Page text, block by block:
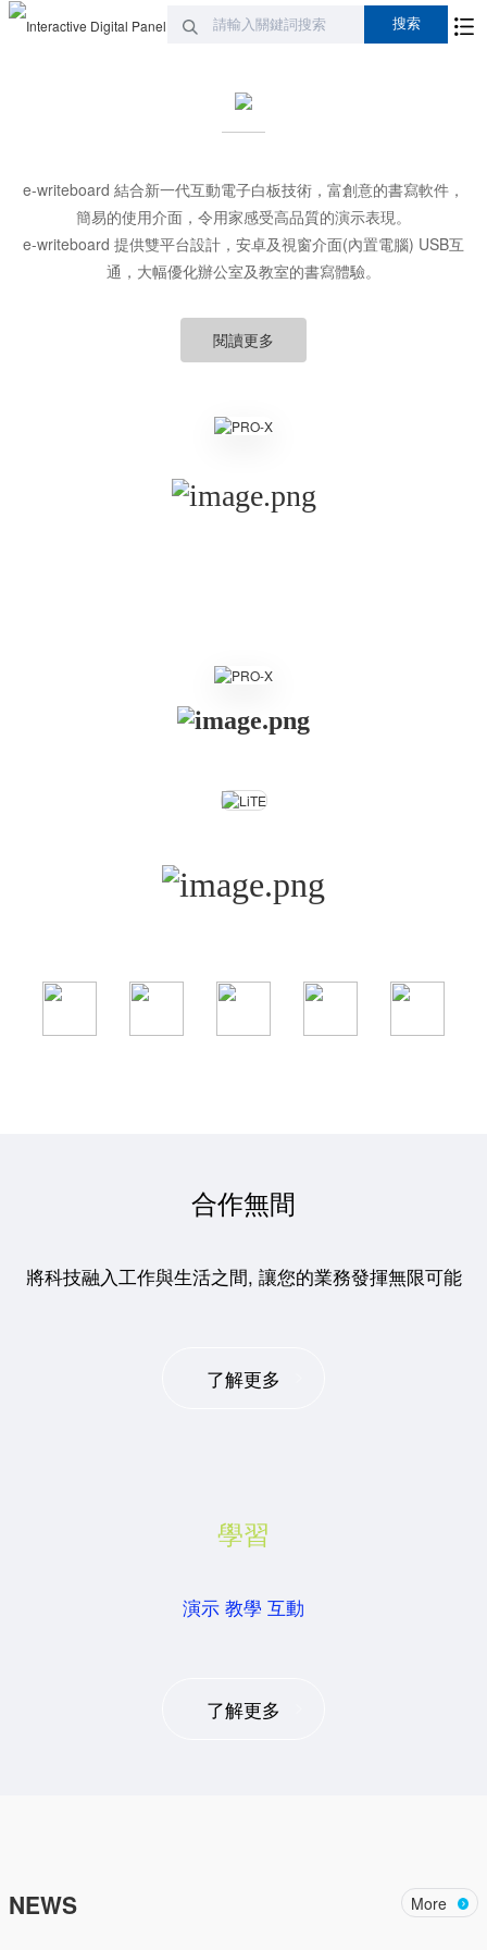
e-writeboard 結合新一代互動電子白板技術，富創意的書寫軟件，
簡易的使用介面，令用家感受高品質的演示表現。
e-writeboard 提供雙平台設計，安卓及視窗介面(內置電腦) USB互
通，大幅優化辦公室及教室的書寫體驗。
閱讀更多
合作無間
將科技融入工作與生活之間, 讓您的業務發揮無限可能
了解更多
學習
演示 教學 互動
了解更多
NEWS More